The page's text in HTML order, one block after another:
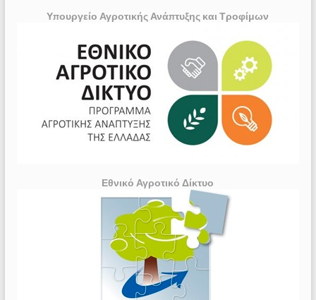
Υπουργείο Αγροτικής Ανάπτυξης και Τροφίμων
Εθνικό Αγροτικό Δίκτυο